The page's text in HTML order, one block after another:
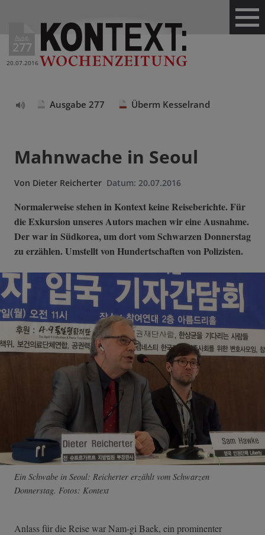
Ausg.
277
20.07.2016
Ausgabe 277 Überm Kesselrand
Mahnwache in Seoul
Von Dieter Reicherter Datum: 20.07.2016
Normalerweise stehen in Kontext keine Reiseberichte. Für
die Exkursion unseres Autors machen wir eine Ausnahme.
Der war in Südkorea, um dort vom Schwarzen Donnerstag
zu erzählen. Umstellt von Hundertschaften von Polizisten.
Ein Schwabe in Seoul: Reicherter erzählt vom Schwarzen
Donnerstag. Fotos: Kontext
Anlass für die Reise war Nam-gi Baek, ein prominenter